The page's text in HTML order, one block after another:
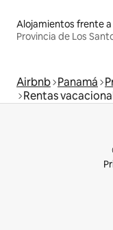
Alojamientos frente a
Provincia de Los
Airbnb Panamá
Rentas